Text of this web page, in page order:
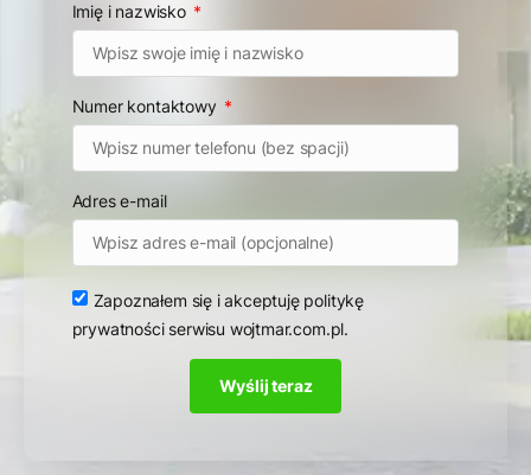
Imię i nazwisko
Numer kontaktowy
Adres e-mail
Zapoznałem się i akceptuję politykę
prywatnościserwisu wojtmar.com.pl.
Wyślij teraz